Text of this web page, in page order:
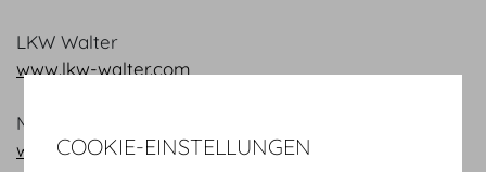
LKW Walter
www.lkw-walter.com
M.A.C. Hoffmann & Partner
www.mac-hoffmann.com
COOKIE-EINSTELLUNGEN